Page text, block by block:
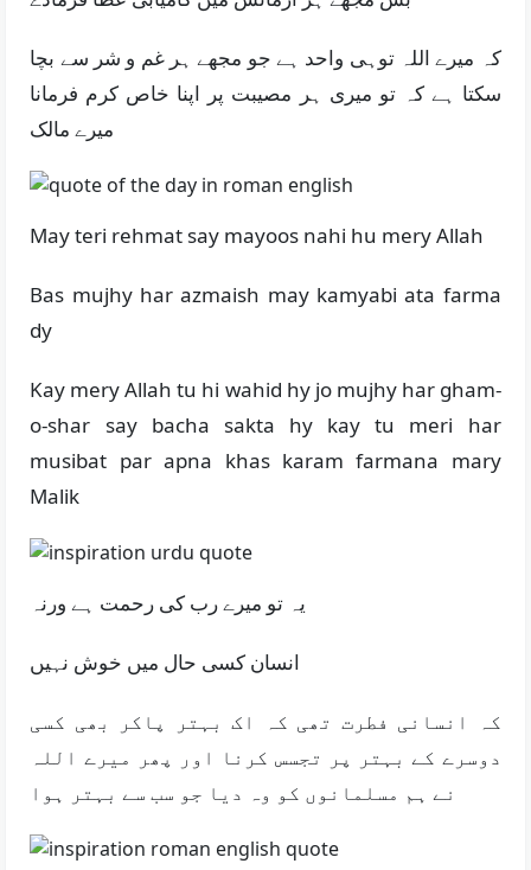
کہ میرے اللہ توہی واحد ہے جو مجھے ہر غم و شر سے بچا
سکتا ہے کہ تو میری ہر مصیبت پر اپنا خاص کرم فرمانا
میرے مالک
May teri rehmat say mayoos nahi hu mery Allah
Bas mujhy har azmaish may kamyabi ata farma
dy
Kay mery Allah tu hi wahid hy jo mujhy har gham-
o-shar say bacha sakta hy kay tu meri har
musibat par apna khas karam farmana mary
Malik
کہ انسانی فطرت تھی کہ اک بہتر پاکر بھی کسی
دوسرے کے بہتر پر تجسس کرنا اور پھر میرے اللہ
نے ہم مسلمانوں کو وہ دیا جو سب سے بہتر ہوا